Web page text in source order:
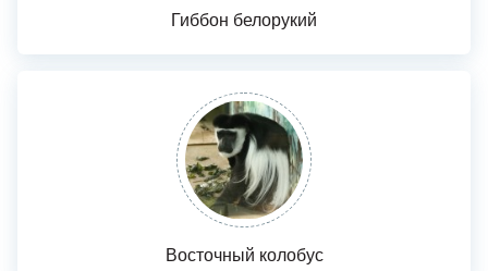
Гиббон белорукий
Восточный колобус